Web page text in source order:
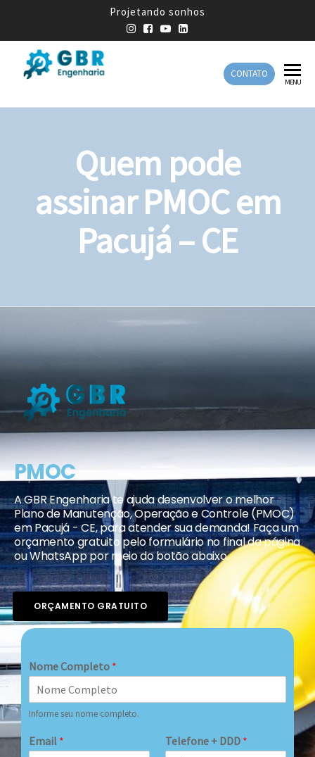
Projetando sonhos
Engenharia
Engenharia
CONTATO
MENU
Quem pode
assinar PMOC em
Pacujá – CE
PMOC
A GBR Engenharia te ajuda desenvolver o melhor
Plano de Manutenção, Operação e Controle (PMOC)
em Pacujá - CE, para atender sua demanda! Faça um
orçamento gratuito pelo formulário no final da página
ou WhatsApp por meio do botão abaixo.
ORÇAMENTO GRATUITO
Nome Completo *
Informe seu nome completo.
Email * Telefone + DDD *